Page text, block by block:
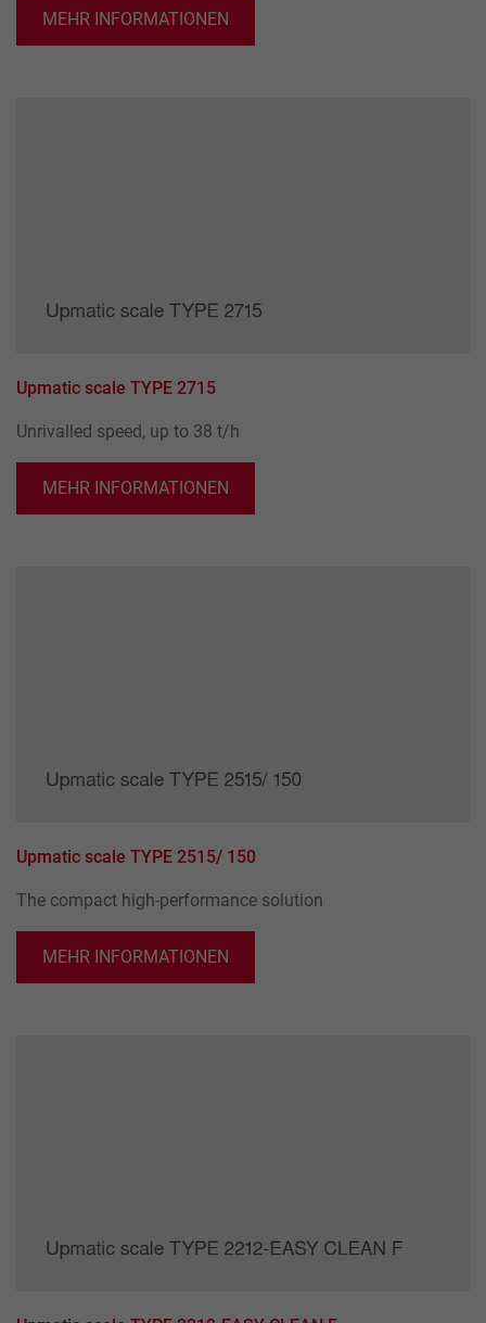
MEHR INFORMATIONEN
Upmatic scale TYPE 2715
Unrivalled speed, up to 38 t/h
MEHR INFORMATIONEN
Upmatic scale TYPE 2515/ 150
The compact high-performance solution
MEHR INFORMATIONEN